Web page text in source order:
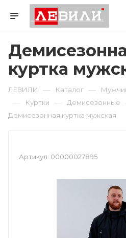
куртка
ЛЕВИЛИ — Каталог —
— Куртки — Демисезонные
Демисезонная куртка мужская
Артикул: 00000027895